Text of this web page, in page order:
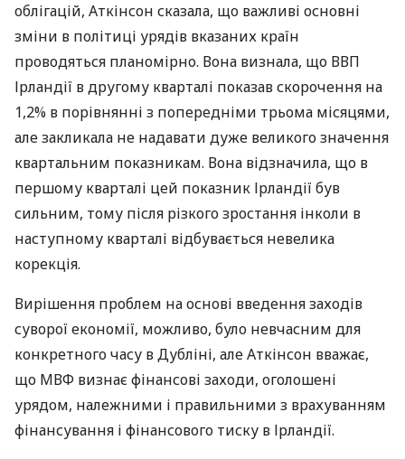
облігацій, Аткінсон сказала, що важливі основні
зміни в політиці урядів вказаних країн
проводяться планомірно. Вона визнала, що ВВП
Ірландії в другому кварталі показав скорочення на
1,2% в порівнянні з попередніми трьома місяцями,
але закликала не надавати дуже великого значення
квартальним показникам. Вона відзначила, що в
першому кварталі цей показник Ірландії був
сильним, тому після різкого зростання інколи в
наступному кварталі відбувається невелика
корекція.
Вирішення проблем на основі введення заходів
суворої економії, можливо, було невчасним для
конкретного часу в Дубліні, але Аткінсон вважає,
що МВФ визнає фінансові заходи, оголошені
урядом, належними і правильними з врахуванням
фінансування і фінансового тиску в Ірландії.